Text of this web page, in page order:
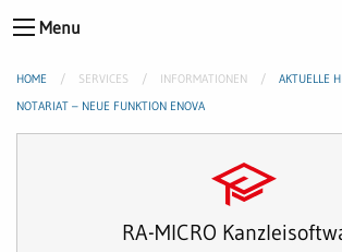
Menu
HOME SERVICES INFORMATIONEN
AKTUELLE
NOTARIAT – NEUE FUNKTION ENOVA
RA-MICRO